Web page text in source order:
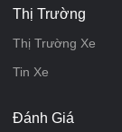
Thị Trường
Thị Trường Xe
Tin Xe
Đánh Giá